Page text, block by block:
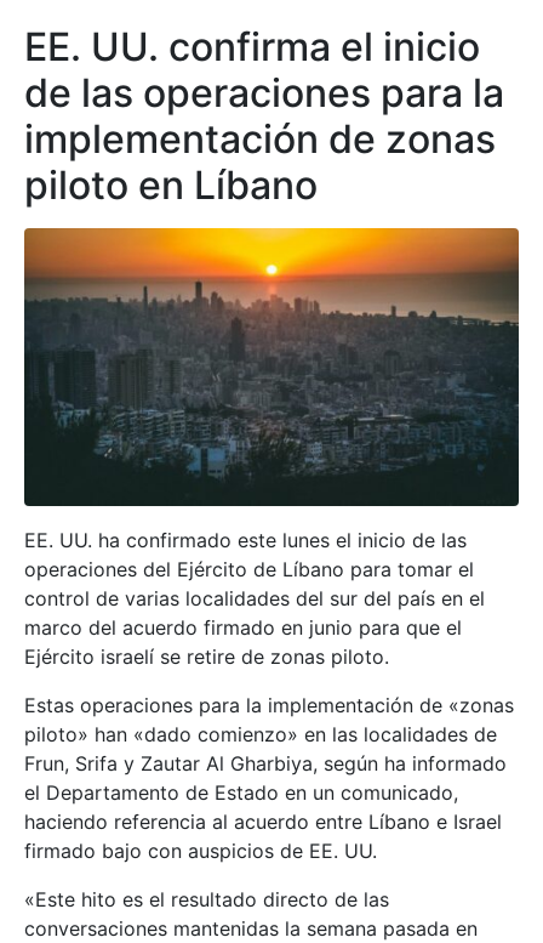
EE. UU. confirma el inicio
de las operaciones para la
implementación de zonas
piloto en Líbano
EE. UU. ha confirmado este lunes el inicio de las
operaciones del Ejército de Líbano para tomar el
control de varias localidades del sur del país en el
marco del acuerdo firmado en junio para que el
Ejército israelí se retire de zonas piloto.
Estas operaciones para la implementación de «zonas
piloto» han «dado comienzo» en las localidades de
Frun, Srifa y Zautar Al Gharbiya, según ha informado
el Departamento de Estado en un comunicado,
haciendo referencia al acuerdo entre Líbano e Israel
firmado bajo con auspicios de EE. UU.
«Este hito es el resultado directo de las
conversaciones mantenidas la semana pasada en